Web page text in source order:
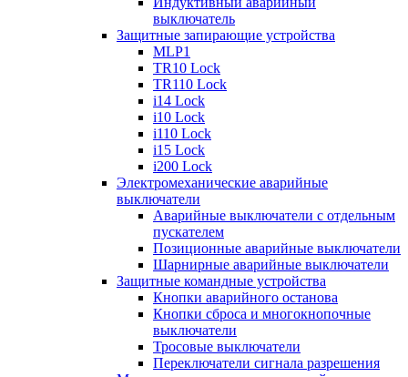
выключатель
Защитные запирающие устройства
MLP1
TR10 Lock
TR110 Lock
i14 Lock
i10 Lock
i110 Lock
i15 Lock
i200 Lock
Электромеханические аварийные
выключатели
Аварийные выключатели с отдельным
пускателем
Позиционные аварийные выключатели
Шарнирные аварийные выключатели
Защитные командные устройства
Кнопки аварийного останова
Кнопки сброса и многокнопочные
выключатели
Тросовые выключатели
Переключатели сигнала разрешения